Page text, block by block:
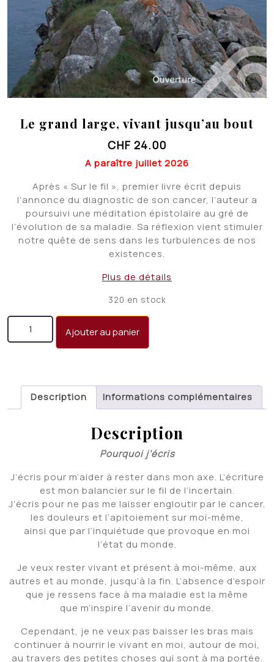
Le grand large, vivant jusqu’au bout
CHF 24.00
A paraître juillet 2026
Après « Sur le fil », premier livre écrit depuis
l’annonce du diagnostic de son cancer, l’auteur a
poursuivi une méditation épistolaire au gré de
l’évolution de sa maladie. Sa réflexion vient stimuler
notre quête de sens dans les turbulences de nos
existences.
Plus de détails
320 en stock
quantité de Le grand large, vivant jusqu'au bout
Ajouter au panier
Description Informations complémentaires
Description
Pourquoi j’écris
J’écris pour m’aider à rester dans mon axe. L’écriture
est mon balancier sur le fil de l’incertain.
J’écris pour ne pas me laisser engloutir par le cancer,
les douleurs et l’apitoiement sur moi-même,
ainsi que par l’inquiétude que provoque en moi
l’état du monde.
Je veux rester vivant et présent à moi-même, aux
autres et au monde, jusqu’à la fin. L’absence d’espoir
que je ressens face à ma maladie est la même
que m’inspire l’avenir du monde.
Cependant, je ne veux pas baisser les bras mais
continuer à nourrir le vivant en moi, autour de moi,
au travers des petites choses qui sont à ma portée.